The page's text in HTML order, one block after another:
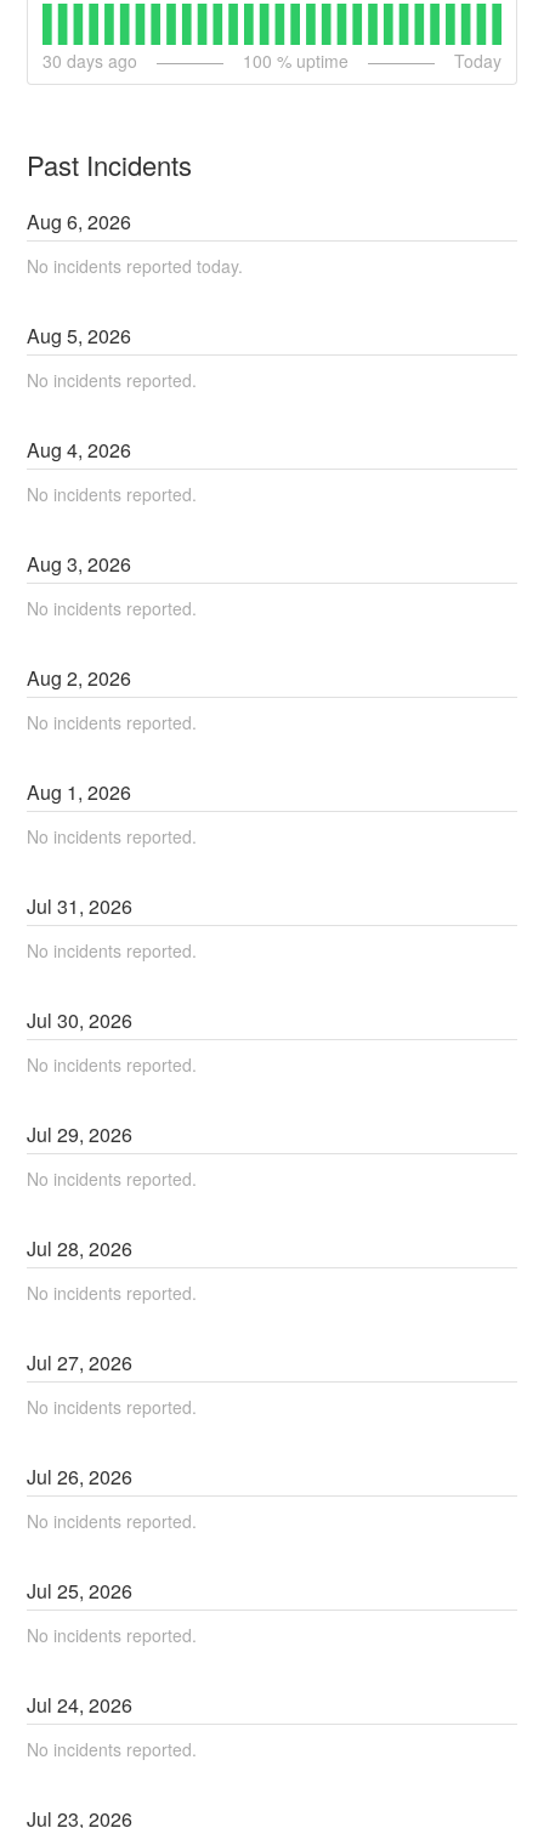
30 days ago 100 % uptime Today
Past Incidents
Aug6,2026
No incidents reported today.
Aug5,2026
No incidents reported.
Aug4,2026
No incidents reported.
Aug3,2026
No incidents reported.
Aug2,2026
No incidents reported.
Aug 1,2026
No incidents reported.
Jul31,2026
No incidents reported.
Jul30,2026
No incidents reported.
Jul29,2026
No incidents reported.
Jul28,2026
No incidents reported.
Jul27,2026
No incidents reported.
Jul26,2026
No incidents reported.
Jul25,2026
No incidents reported.
Jul24,2026
No incidents reported.
Jul23,2026